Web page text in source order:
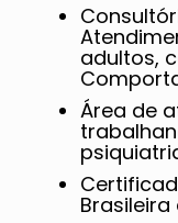
adultos,
Área de